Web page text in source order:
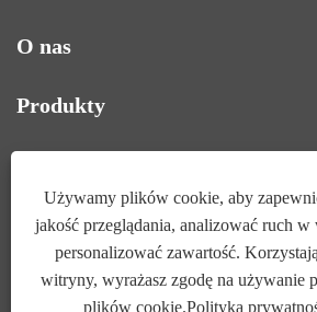
O nas
Produkty
Używamy plików cookie, aby
jakość przeglądania, analizować ruch
personalizować zawartość.
witryny, wyrażasz zgodę na używanie
plików cookie.Polityka